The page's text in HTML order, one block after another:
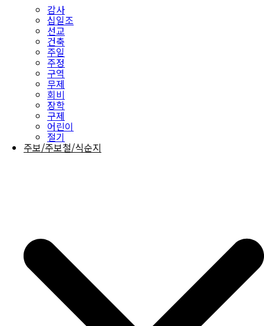
감사
십일조
선교
건축
주일
주정
구역
무제
회비
장학
구제
어린이
절기
주보/주보철/식순지